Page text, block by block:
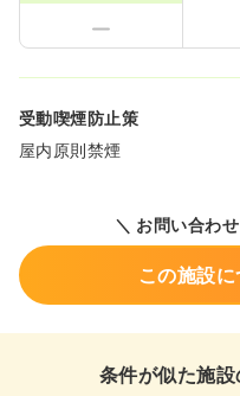
受動喫煙防止策
屋内原則禁煙
＼ お問い合わ
この施設
条件が似た施